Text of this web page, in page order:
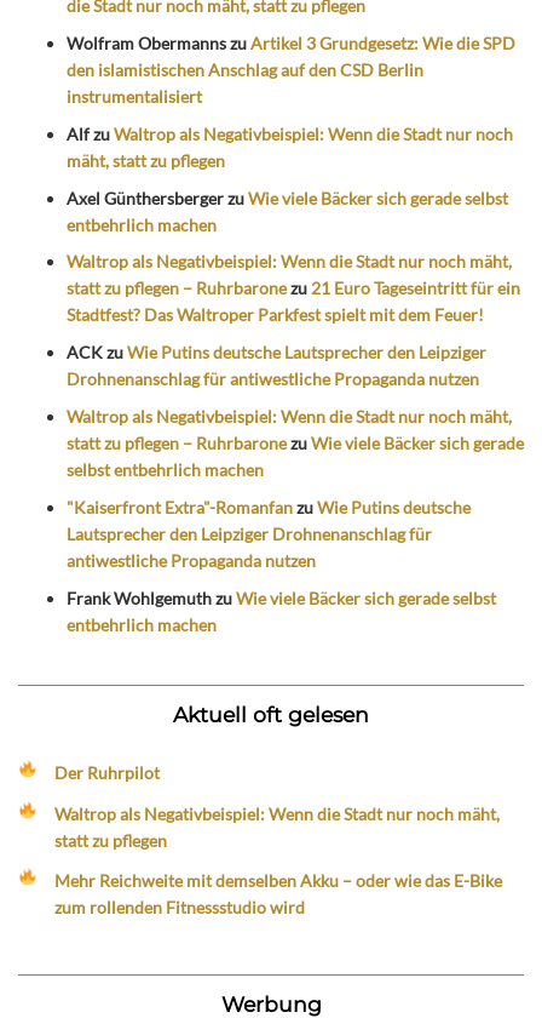
die Stadt nur noch mäht, statt zu pflegen
Wolfram ObermannszuArtikel 3 Grundgesetz: Wie die SPD
den islamistischen Anschlag auf den CSD Berlin
instrumentalisiert
AlfzuWaltrop als Negativbeispiel: Wenn die Stadt nur noch
mäht, statt zu pflegen
Axel GünthersbergerzuWie viele Bäcker sich gerade selbst
entbehrlich machen
Waltrop als Negativbeispiel: Wenn die Stadt nur noch mäht,
statt zu pflegen – Ruhrbaronezu21 Euro Tageseintritt für ein
Stadtfest? Das Waltroper Parkfest spielt mit dem Feuer!
ACKzuWie Putins deutsche Lautsprecher den Leipziger
Drohnenanschlag für antiwestliche Propaganda nutzen
Waltrop als Negativbeispiel: Wenn die Stadt nur noch mäht,
statt zu pflegen – RuhrbaronezuWie viele Bäcker sich gerade
selbst entbehrlich machen
"Kaiserfront Extra"-RomanfanzuWie Putins deutsche
Lautsprecher den Leipziger Drohnenanschlag für
antiwestliche Propaganda nutzen
Frank WohlgemuthzuWie viele Bäcker sich gerade selbst
entbehrlich machen
Aktuell oft gelesen
Der Ruhrpilot
Waltrop als Negativbeispiel: Wenn die Stadt nur noch mäht,
statt zu pflegen
Mehr Reichweite mit demselben Akku – oder wie das E-Bike
zum rollenden Fitnessstudio wird
Werbung